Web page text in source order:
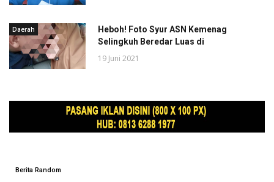
Daerah
Heboh! Foto Syur ASN Kemenag
Selingkuh Beredar Luas di
19 Juni 2021
Berita Random